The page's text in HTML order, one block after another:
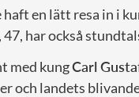
en lätt resa in i
har också
med kungCarl
och landets